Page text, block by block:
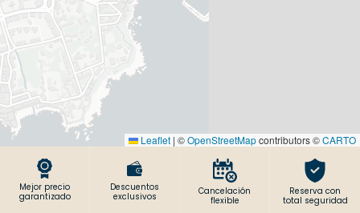
Leaflet | ©OpenStreetMapcontributors ©CARTO
Mejor precio
garantizado
Descuentos
exclusivos
Cancelación
flexible
Reserva con
total seguridad